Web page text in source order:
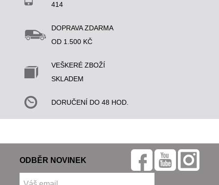
414
DOPRAVA ZDARMA
OD 1.500 KČ
VEŠKERÉ ZBOŽÍ
SKLADEM
DORUČENÍ DO 48 HOD.
ODBĚR NOVINEK